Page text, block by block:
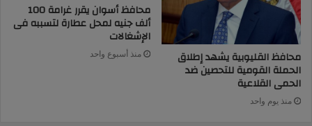
محافظ القليوبية يشهد إطلاق
الحملة القومية للتحصين ضد
الحمى القلاعية
منذ يوم واحد
محافظ أسوان يقرر غرامة 100
ألف جنيه لمحل عطارة لتسببه فى
الإشغالات
منذ أسبوع واحد